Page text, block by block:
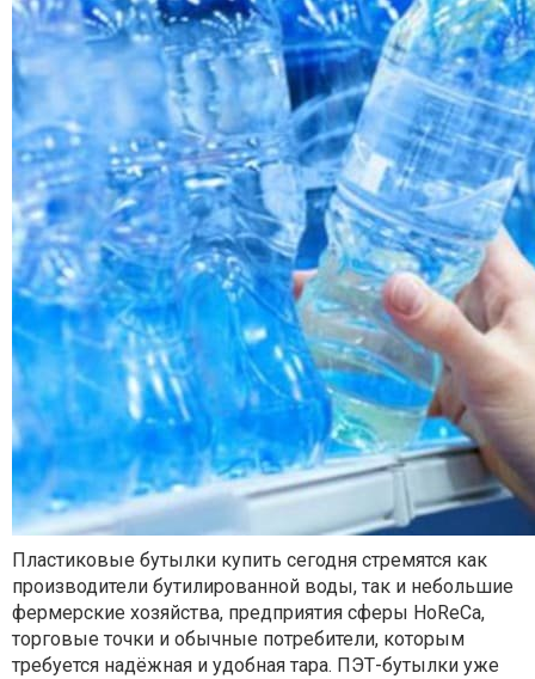
Пластиковые бутылки купить сегодня стремятся как
производители бутилированной воды, так и небольшие
фермерские хозяйства, предприятия сферы HoReCa,
торговые точки и обычные потребители, которым
требуется надёжная и удобная тара. ПЭТ-бутылки уже